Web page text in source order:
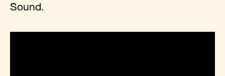
Sound.